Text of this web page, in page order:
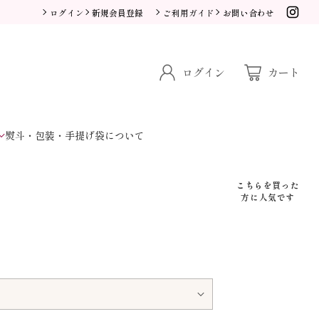
ログイン 新規会員登録 ご利用ガイド お問い合わせ
ログイン カート
熨斗・包装・手提げ袋について
こちらを買った
方に人気です